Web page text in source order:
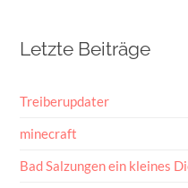
Letzte Beiträge
Treiberupdater
minecraft
Bad Salzungen ein kleines